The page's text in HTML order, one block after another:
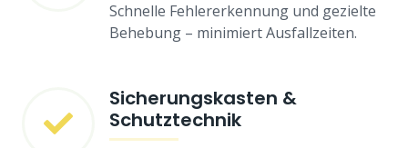
Schnelle Fehlererkennung und gezielte
Behebung – minimiert Ausfallzeiten.
Sicherungskasten &
Schutztechnik